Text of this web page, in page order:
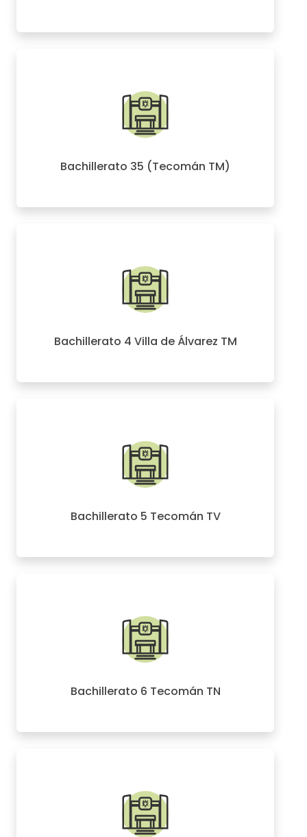
Bachillerato 35 (Tecomán TM)
Bachillerato 4 Villa de Álvarez TM
Bachillerato 5 Tecomán TV
Bachillerato 6 Tecomán TN